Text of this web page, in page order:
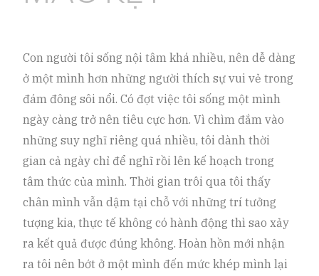
Con người tôi sống nội tâm khá nhiều, nên dễ dàng
ở một mình hơn những người thích sự vui vẻ trong
đám đông sôi nổi. Có đợt việc tôi sống một mình
ngày càng trở nên tiêu cực hơn. Vì chìm đắm vào
những suy nghĩ riêng quá nhiều, tôi dành thời
gian cả ngày chỉ để nghĩ rồi lên kế hoạch trong
tâm thức của mình. Thời gian trôi qua tôi thấy
chân mình vẫn dậm tại chỗ với những trí tưởng
tượng kia, thực tế không có hành động thì sao xảy
ra kết quả được đúng không. Hoàn hồn mới nhận
ra tôi nên bớt ở một mình đến mức khép mình lại